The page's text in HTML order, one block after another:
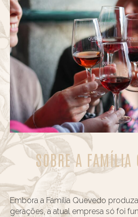
SOBRE A FAMÍLIA
Embora a Família Quevedo
gerações, a atual empresa só foi